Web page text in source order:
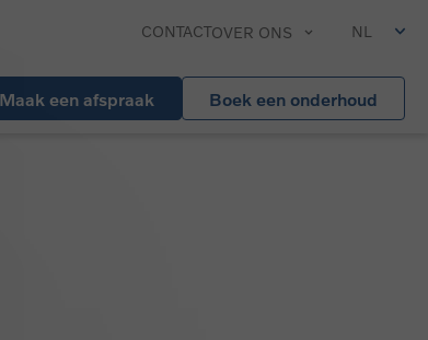
CONTACTOVER ONS NL
Maak een afspraak Boek een onderhoud